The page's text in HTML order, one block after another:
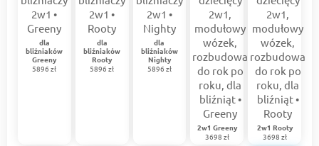
dla
bliźniaków
Greeny
5896 zł
dla
bliźniaków
Rooty
5896 zł
dla
bliźniaków
Nighty
5896 zł
2w1 Greeny
3698 zł
2w1 Rooty
3698 zł